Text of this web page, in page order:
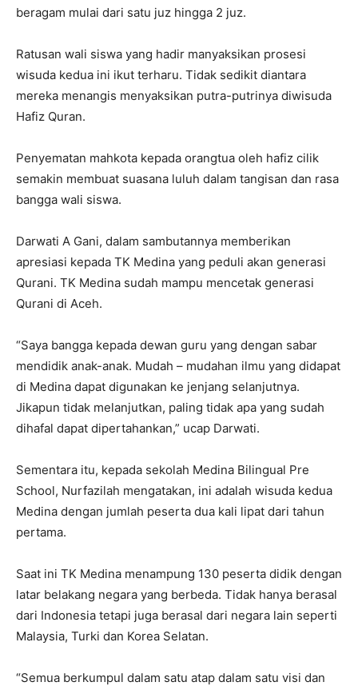
beragam mulai dari satu juz hingga 2 juz.
Ratusan wali siswa yang hadir manyaksikan prosesi
wisuda kedua ini ikut terharu. Tidak sedikit diantara
mereka menangis menyaksikan putra-putrinya diwisuda
Hafiz Quran.
Penyematan mahkota kepada orangtua oleh hafiz cilik
semakin membuat suasana luluh dalam tangisan dan rasa
bangga wali siswa.
Darwati A Gani, dalam sambutannya memberikan
apresiasi kepada TK Medina yang peduli akan generasi
Qurani. TK Medina sudah mampu mencetak generasi
Qurani di Aceh.
“Saya bangga kepada dewan guru yang dengan sabar
mendidik anak-anak. Mudah – mudahan ilmu yang didapat
di Medina dapat digunakan ke jenjang selanjutnya.
Jikapun tidak melanjutkan, paling tidak apa yang sudah
dihafal dapat dipertahankan,” ucap Darwati.
Sementara itu, kepada sekolah Medina Bilingual Pre
School, Nurfazilah mengatakan, ini adalah wisuda kedua
Medina dengan jumlah peserta dua kali lipat dari tahun
pertama.
Saat ini TK Medina menampung 130 peserta didik dengan
latar belakang negara yang berbeda. Tidak hanya berasal
dari Indonesia tetapi juga berasal dari negara lain seperti
Malaysia, Turki dan Korea Selatan.
“Semua berkumpul dalam satu atap dalam satu visi dan